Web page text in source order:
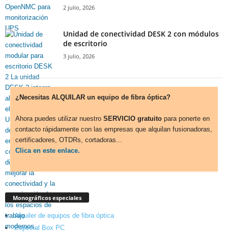
2 julio, 2026
Unidad de conectividad DESK 2 con módulos
de escritorio
3 julio, 2026
¿Necesitas ALQUILAR un equipo de fibra óptica?
Ahora puedes utilizar nuestro SERVICIO gratuito para ponerte en
contacto rápidamente con las empresas que alquilan fusionadoras,
certificadores, OTDRs, cortadoras...
Clica en este enlace.
Monográficos especiales
Alquiler de equipos de fibra óptica
Especial Box PC